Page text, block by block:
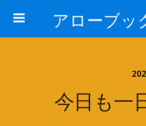
アローブッ
今日も一